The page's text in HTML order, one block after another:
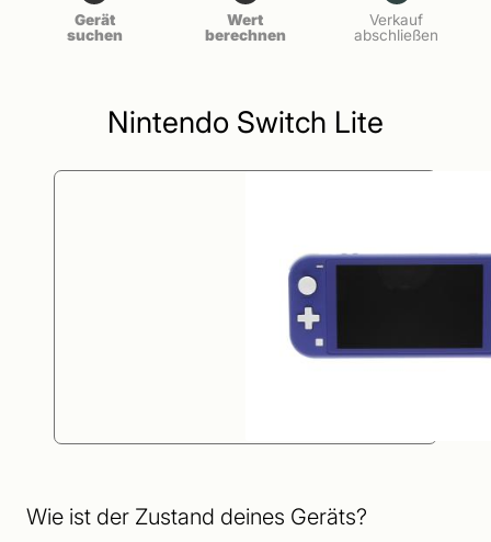
Gerät
suchen
Wert
berechnen
Verkauf
abschließen
Nintendo Switch Lite
Wie ist der Zustand deines Geräts?